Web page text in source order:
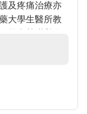
及疼痛治療亦
大學生醫所教
管疾病之細胞